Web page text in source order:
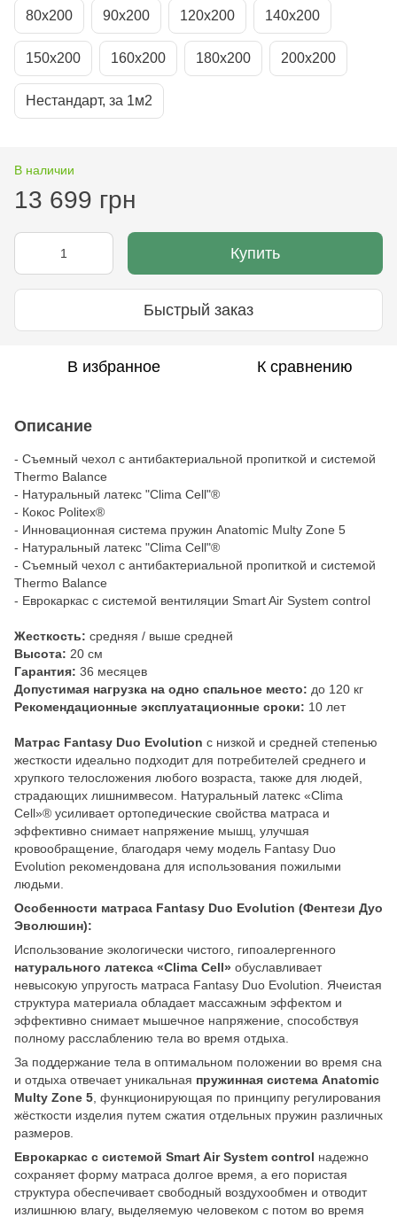
80х200 90х200 120х200 140х200
150х200 160х200 180х200 200х200
Нестандарт, за 1м2
В наличии
13 699 грн
Купить
Быстрый заказ
В избранное К сравнению
Описание
- Съемный чехол с антибактериальной пропиткой и системой
Thermo Balance
- Натуральный латекс "Clima Cell"®
- Кокос Politex®
- Инновационная система пружин Anatomic Multy Zone 5
- Натуральный латекс "Clima Cell"®
- Съемный чехол с антибактериальной пропиткой и системой
Thermo Balance
- Еврокаркас с системой вентиляции Smart Air System control
Жесткость: средняя / выше средней
Высота: 20 см
Гарантия: 36 месяцев
Допустимая нагрузка на одно спальное место: до 120 кг
Рекомендационные эксплуатационные сроки: 10 лет
Матрас Fantasy Duo Evolution с низкой и средней степенью
жесткости идеально подходит для потребителей среднего и
хрупкого телосложения любого возраста, также для людей,
страдающих лишнимвесом. Натуральный латекс «Clima
Cell»® усиливает ортопедические свойства матраса и
эффективно снимает напряжение мышц, улучшая
кровообращение, благодаря чему модель Fantasy Duo
Evolution рекомендована для использования пожилыми
людьми.
Особенности матраса Fantasy Duo Evolution (Фентези Дуо
Эволюшин):
Использование экологически чистого, гипоалергенного
натурального латекса «Clima Cell» обуславливает
невысокую упругость матраса Fantasy Duo Evolution. Ячеистая
структура материала обладает массажным эффектом и
эффективно снимает мышечное напряжение, способствуя
полному расслаблению тела во время отдыха.
За поддержание тела в оптимальном положении во время сна
и отдыха отвечает уникальная пружинная система Anatomic
Multy Zone 5 , функционирующая по принципу регулирования
жёсткости изделия путем сжатия отдельных пружин различных
размеров.
Еврокаркас с системой Smart Air System control надежно
сохраняет форму матраса долгое время, а его пористая
структура обеспечивает свободный воздухообмен и отводит
излишнюю влагу, выделяемую человеком с потом во время